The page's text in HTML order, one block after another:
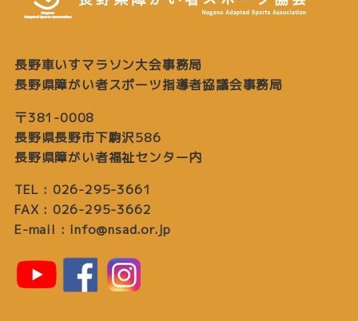
長野車いすマラソン大会事務局
長野県障がい者スポーツ指導者協議会事務局
〒381-0008
長野県長野市下駒沢586
長野県障がい者福祉センター内
TEL : 026-295-3661
FAX : 026-295-3662
E-mail : info@nsad.or.jp